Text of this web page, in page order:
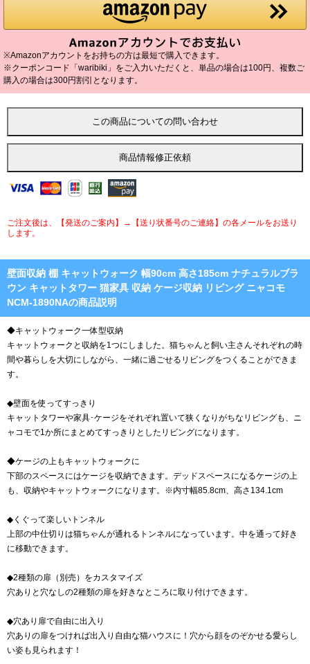
※Amazonアカウントをお持ちの方は最短で購入できます。
※クーポンコード「waribiki」をご入力いただくと、単品の場合は100円、複数ご
購入の場合は300円割引となります。
ご注文後は、【発送のご案内】→【送り状番号のご連絡】の各メールをお送り
します。
壁面収納 棚 キャットウォーク 幅90cm 高さ185cm ナチュラルブラ
ウン キャットタワー 猫家具 収納 ケージ収納 リビング ニャコモ
NCM-1890NAの商品説明
◆キャットウォーク一体型収納
キャットウォークと収納を1つにしました。猫ちゃんと飼い主さんそれぞれの時
間や暮らしを大切にしながら、一緒に過ごせるリビングをつくることができま
す。
◆壁面を使ってすっきり
キャットタワーや家具･ケージをそれぞれ置いて狭くなりがちなリビングも、ニ
ャコモで1か所にまとめてすっきりとしたリビングになります。
◆ケージの上もキャットウォークに
下部のスペースにはケージを収納できます。デッドスペースになるケージの上
も、収納やキャットウォークになります。※内寸幅85.8cm、高さ134.1cm
◆くぐって楽しいトンネル
上部の中仕切りは猫ちゃんが通れるトンネルになっています。中を通って好き
に移動できます。
◆2種類の扉（別売）をカスタマイズ
穴ありと穴なしの2種類の扉を好きなところに取り付けできます。
◆穴あり扉で自由に出入り
穴ありの扉をつければ出入り自由な猫ハウスに！穴から顔をのぞかせる愛らし
い姿も見られます！